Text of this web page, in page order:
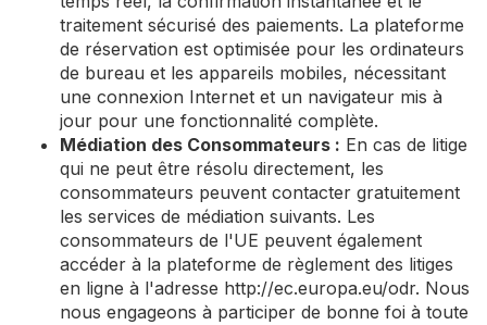
traitement sécurisé des paiements. La plateforme
de réservation est optimisée pour les ordinateurs
de bureau et les appareils mobiles, nécessitant
une connexion Internet et un navigateur mis à
jour pour une fonctionnalité complète.
Médiation des Consommateurs : En cas de litige
qui ne peut être résolu directement, les
consommateurs peuvent contacter gratuitement
les services de médiation suivants. Les
consommateurs de l'UE peuvent également
accéder à la plateforme de règlement des litiges
en ligne à l'adresse http://ec.europa.eu/odr. Nous
nous engageons à participer de bonne foi à toute